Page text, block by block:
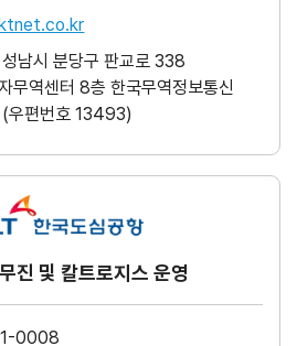
남시 분당구 판교로 338
무역센터 8층 한국무역정보통신
(우편번호 13493)
진 및 칼트로지스 운영
0008